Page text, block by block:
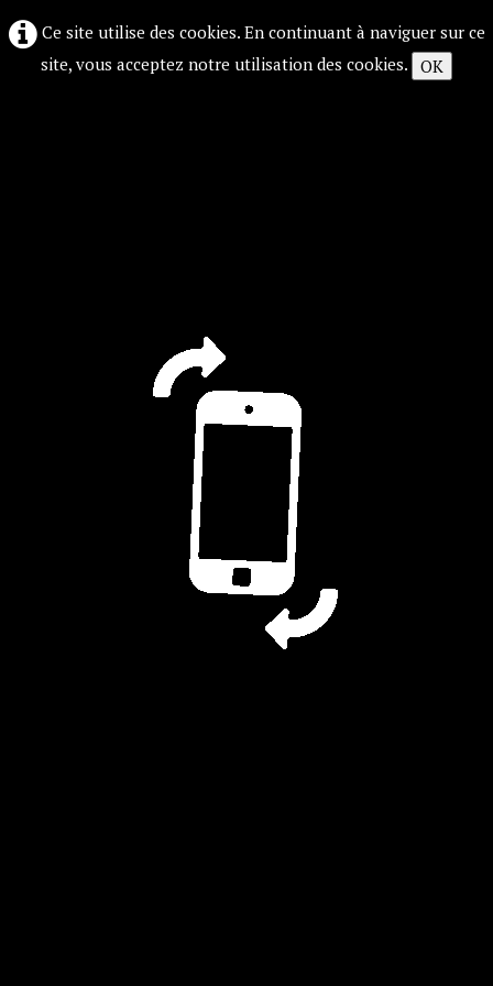
Ce site utilise des cookies. En continuant à naviguer sur ce
site, vous acceptez notre utilisation des cookies. OK